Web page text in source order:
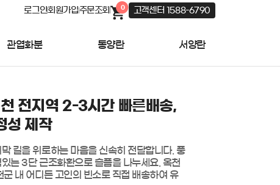
로그인회원가입주문조회 0 고객센터 1588-6790
관엽화분 동양란 서양란
전지역 2-3시간 빠른배송,
성 제작
길을 위로하는 마음을 신속히 전달합니다. 풍
는 3단 근조화환으로 슬픔을 나누세요. 옥천
내 어디든 고인의 빈소로 직접 배송하여 유